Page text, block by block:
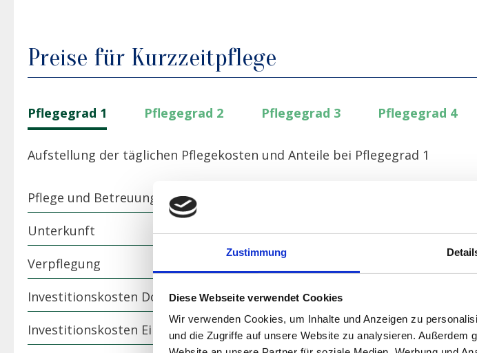
Zustimmung
Diese Webseite verwendet Cookies
Wir verwenden Cookies, um Inhalte und Anzeigen zu
und die Zugriffe auf unsere Website zu analysieren. Außerdem
Preise für Kurzzeitpflege
Pflegegrad 1 Pflegegrad 2 Pflegegrad 3 Pflegegrad 4
Aufstellung der täglichen Pflegekosten und Anteile bei Pflegegrad 1
Pflege und Betreuung
Unterkunft
Verpflegung
Investitionskosten Doppelzimmer
Investitionskosten Einzelzimmer